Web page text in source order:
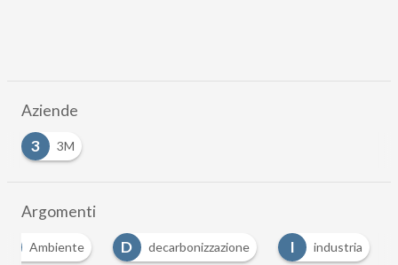
Aziende
3
3M
Argomenti
Ambiente D decarbonizzazione I industria